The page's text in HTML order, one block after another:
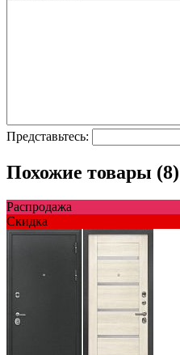
Представьтесь:
Похожие товары (8)
Распродажа
Скидка